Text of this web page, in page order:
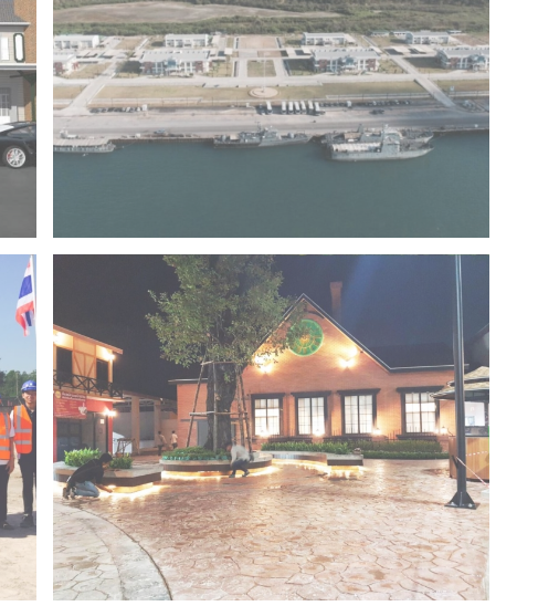
Project 13 – Multipurpose Facility